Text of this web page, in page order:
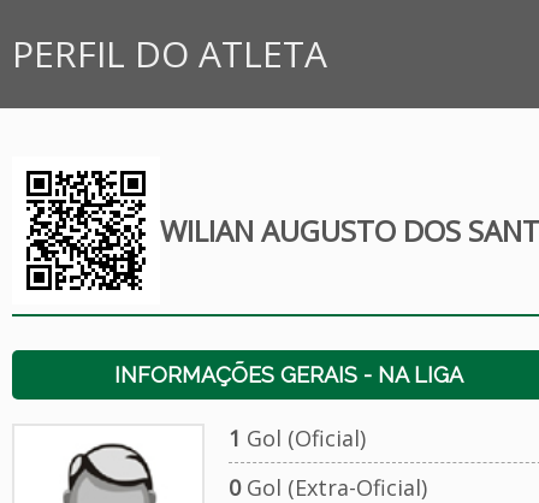
PERFIL DO ATLETA
WILIAN AUGUSTO DOS
INFORMAÇÕES GERAIS - NA LIGA
1 Gol (Oficial)
0Gol (Extra-Oficial)